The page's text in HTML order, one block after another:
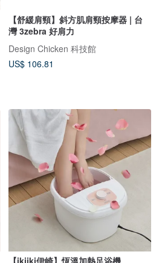
【舒緩肩頸】斜方肌肩頸按摩器 | 台
灣 3zebra 好肩力
Design Chicken 科技館
US$ 106.81